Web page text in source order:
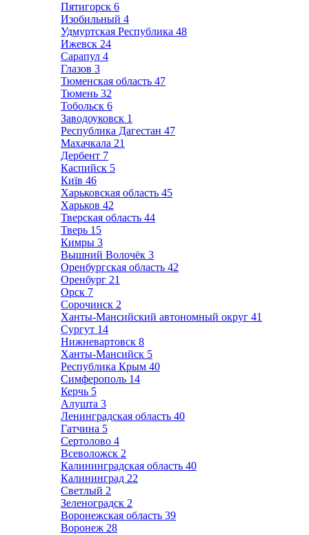
Пятигорск 6
Изобильный 4
Удмуртская Республика 48
Ижевск 24
Сарапул 4
Глазов 3
Тюменская область 47
Тюмень 32
Тобольск 6
Заводоуковск 1
Республика Дагестан 47
Махачкала 21
Дербент 7
Каспийск 5
Київ 46
Харьковская область 45
Харьков 42
Тверская область 44
Тверь 15
Кимры 3
Вышний Волочёк 3
Оренбургская область 42
Оренбург 21
Орск 7
Сорочинск 2
Ханты-Мансийский автономный округ 41
Сургут 14
Нижневартовск 8
Ханты-Мансийск 5
Республика Крым 40
Симферополь 14
Керчь 5
Алушта 3
Ленинградская область 40
Гатчина 5
Сертолово 4
Всеволожск 2
Калининградская область 40
Калининград 22
Светлый 2
Зеленоградск 2
Воронежская область 39
Воронеж 28